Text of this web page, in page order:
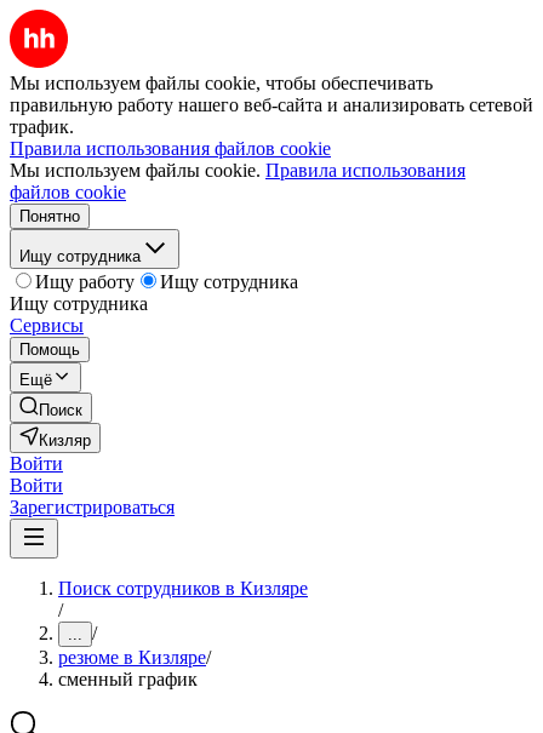
Мы используем файлы cookie, чтобы обеспечивать
правильную работу нашего веб-сайта и анализировать сетевой
трафик.
Правила использования файлов cookie
Мы используем файлы cookie. Правила использования
файлов cookie
Понятно
Ищу сотрудника
Ищу работу
Ищу сотрудника
Ищу сотрудника
Сервисы
Помощь
Ещё
Поиск
Кизляр
Войти
Войти
Зарегистрироваться
Поиск сотрудников в Кизляре
/
... /
резюме в Кизляре/
сменный график